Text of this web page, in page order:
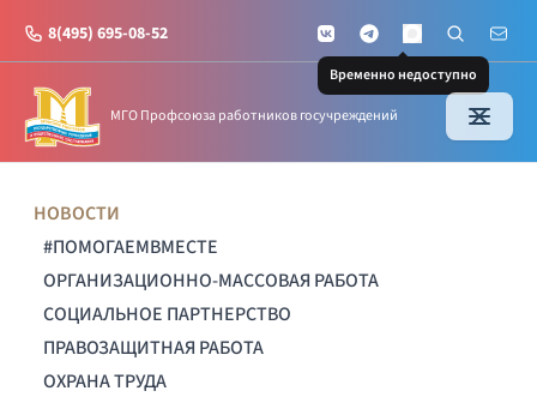
8(495) 695-08-52 VKontakteTelegramMAX
Временно недоступно
Поиск по
Почта
МГО Профсоюза работников госучреждений
НОВОСТИ
#ПОМОГАЕМВМЕСТЕ
ОРГАНИЗАЦИОННО-МАССОВАЯ РАБОТА
СОЦИАЛЬНОЕ ПАРТНЕРСТВО
ПРАВОЗАЩИТНАЯ РАБОТА
ОХРАНА ТРУДА